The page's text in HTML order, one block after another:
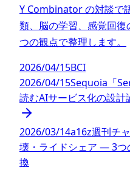
Y Combinator の対談で
類、脳の学習、感覚回
つの観点で整理します。
2026/04/15BCI
2026/04/15Sequoia「
読むAIサービス化の設計
2026/03/14a16z週刊チ
壊・ライドシェア — 3つ
換